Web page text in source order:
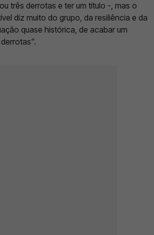
três derrotas e ter um título -, mas o
diz muito do grupo, da resiliência e da
quase histórica, de acabar um